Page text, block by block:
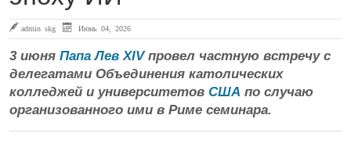
admin skg Июнь 04, 2026
3 июня Папа Лев XIVпровел частную встречу с
делегатами Объединения католических
колледжей и университетов США по случаю
организованного ими в Риме семинара.